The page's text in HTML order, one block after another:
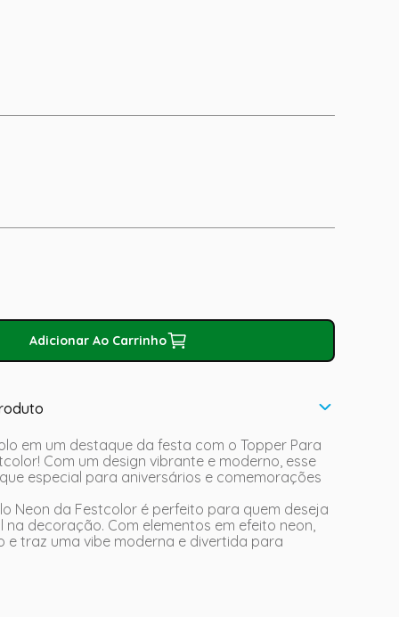
Adicionar Ao Carrinho
em um destaque da festa com o Topper Para
Com um design vibrante e moderno, esse
especial para aniversários e comemorações
Neon da Festcolor é perfeito para quem deseja
na decoração. Com elementos em efeito neon,
e traz uma vibe moderna e divertida para